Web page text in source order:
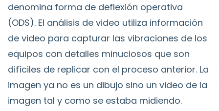
denomina forma de deflexión operativa
(ODS). El análisis de video utiliza información
de video para capturar las vibraciones de los
equipos con detalles minuciosos que son
difíciles de replicar con el proceso anterior. La
imagen ya no es un dibujo sino un video de la
imagen tal y como se estaba midiendo.